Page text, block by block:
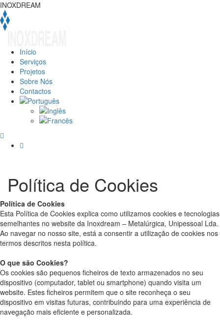
INOXDREAM
Início
Serviços
Projetos
Sobre Nós
Contactos
Política de Cookies
Política de Cookies
Esta Política de Cookies explica como utilizamos cookies e tecnologias
semelhantes no website da Inoxdream – Metalúrgica, Unipessoal Lda.
Ao navegar no nosso site, está a consentir a utilização de cookies nos
termos descritos nesta política.
O que são Cookies?
Os cookies são pequenos ficheiros de texto armazenados no seu
dispositivo (computador, tablet ou smartphone) quando visita um
website. Estes ficheiros permitem que o site reconheça o seu
dispositivo em visitas futuras, contribuindo para uma experiência de
navegação mais eficiente e personalizada.